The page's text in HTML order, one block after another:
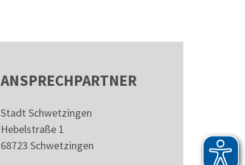
ANSPRECHPARTNER
Stadt Schwetzingen
Hebelstraße 1
68723 Schwetzingen